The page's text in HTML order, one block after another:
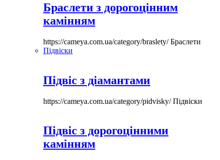
Браслети з дорогоцінним
камінням
https://cameya.com.ua/category/braslety/Браслети
Підвіски
Підвіс з діамантами
https://cameya.com.ua/category/pidvisky/Підвіски
Підвіс з дорогоцінними
камінням